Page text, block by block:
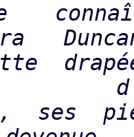
ses